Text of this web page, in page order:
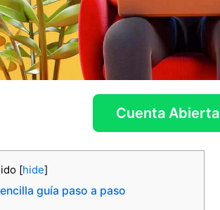
Cuenta Abierta
[hide]
guía paso a paso